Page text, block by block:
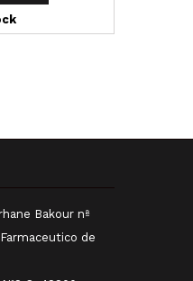
Bakour nª
de